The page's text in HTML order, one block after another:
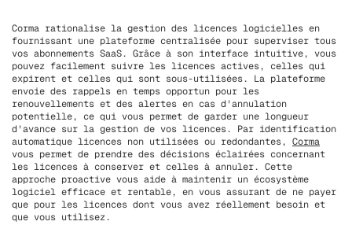
Corma rationalise la gestion des licences logicielles en
fournissant une plateforme centralisée pour superviser tous
vos abonnements SaaS. Grâce à son interface intuitive, vous
pouvez facilement suivre les licences actives, celles qui
expirent et celles qui sont sous-utilisées. La plateforme
envoie des rappels en temps opportun pour les
renouvellements et des alertes en cas d'annulation
potentielle, ce qui vous permet de garder une longueur
d'avance sur la gestion de vos licences. Par identification
automatique licences non utilisées ou redondantes, Corma
vous permet de prendre des décisions éclairées concernant
les licences à conserver et celles à annuler. Cette
approche proactive vous aide à maintenir un écosystème
logiciel efficace et rentable, en vous assurant de ne payer
que pour les licences dont vous avez réellement besoin et
que vous utilisez.